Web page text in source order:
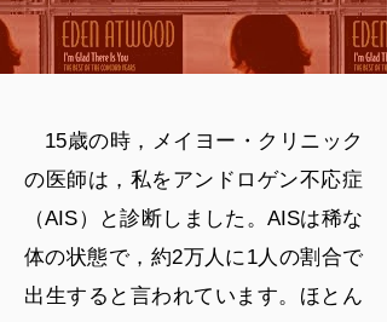
15歳の時，メイヨー・クリニック
の医師は，私をアンドロゲン不応症
（AIS）と診断しました。AISは稀な
体の状態で，約2万人に1人の割合で
出生すると言われています。ほとん